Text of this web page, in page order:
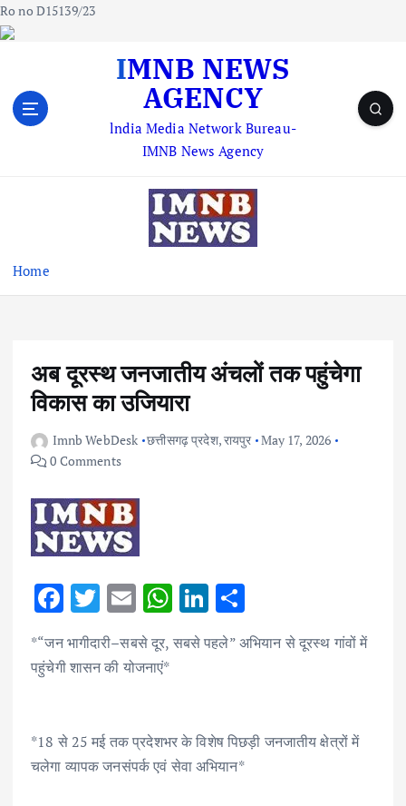
Ro no D15139/23
IMNB NEWS
AGENCY
lndia Media Network Bureau-
IMNB News Agency
Home
अब दूरस्थ जनजातीय अंचलों तक पहुंचेगा
विकास का उजियारा
Imnb WebDesk छत्तीसगढ़ प्रदेश,रायपुर May 17, 2026
0 Comments
F
ac
e
b
o
k
T
w
it
te
E
m
ai
l
W
at
p
p
Li
n
k
n
h
ar
*“जन भागीदारी–सबसे दूर, सबसे पहले” अभियान से दूरस्थ गांवों में
पहुंचेगी शासन की योजनाएं*
*18 से 25 मई तक प्रदेशभर के विशेष पिछड़ी जनजातीय क्षेत्रों में
चलेगा व्यापक जनसंपर्क एवं सेवा अभियान*